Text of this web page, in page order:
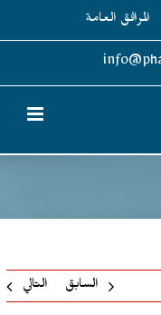
المرافق العامة
السابق التالي